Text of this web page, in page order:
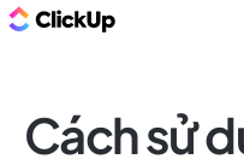
Cách sử